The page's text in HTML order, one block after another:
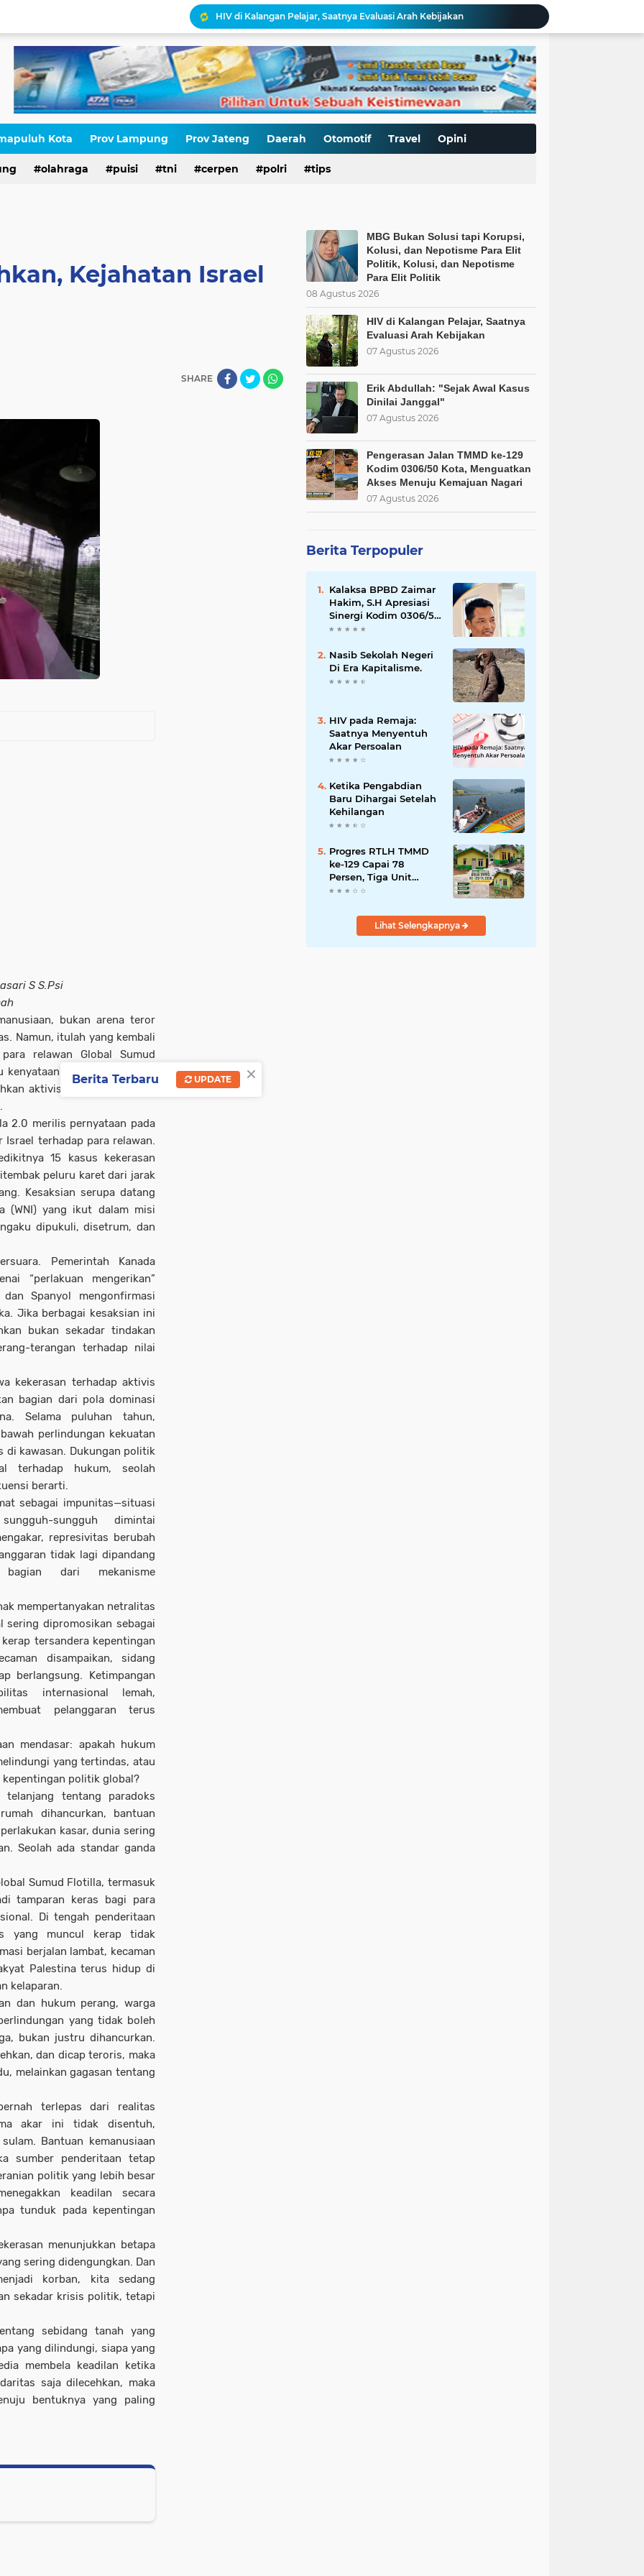
HIV di Kalangan Pelajar, Saatnya Evaluasi Arah Kebijakan
Erik Abdullah: "Sejak Awal Kasus Dinilai Janggal"
Pengerasan Jalan TMMD ke-129 Kodim 0306/50 Kota, Menguatkan Akses Menuju Kemajuan Nagari
Edukasi Keselamatan Berkedara, Ditlantas Polda Sumbar Gelar "Police Goes To Campus" di UNP
Antara HAM dan Hukum Allah: Kedudukan L68TQ dalam Islam
Palestina Terbelah, Umat Islam Harus Berbuat Apa?
Gaza Disekat Israel: Potret Penjajahan Abadi
BoP dan New Gaza adalah Tipuan: Palestina Hanya Merdeka dengan Sistem Islam
Kota Prov Lampung Prov Jateng Daerah Otomotif Travel Opini
olahraga puisi tni cerpen polri tips
Kejahatan Israel
SHARE
S S.Psi
bukan arena teror
Namun, itulah yang kembali
relawan Global Sumud
pahit: ketika Gaza
aktivis kemanusiaan pun
2.0 merilis pernyataan pada
terhadap para relawan.
15 kasus kekerasan
peluru karet dari jarak
Kesaksian serupa datang
(WNI) yang ikut dalam misi
dipukuli, disetrum, dan
Pemerintah Kanada
“perlakuan mengerikan”
Spanyol mengonfirmasi
Jika berbagai kesaksian ini
bukan sekadar tindakan
terangan terhadap nilai
kekerasan terhadap aktivis
bagian dari pola dominasi
Selama puluhan tahun,
perlindungan kekuatan
di kawasan. Dukungan politik
terhadap hukum, seolah
berarti.
sebagai impunitas—situasi
sungguh dimintai
represivitas berubah
tidak lagi dipandang
bagian dari mekanisme
mempertanyakan netralitas
sering dipromosikan sebagai
tersandera kepentingan
disampaikan, sidang
berlangsung. Ketimpangan
internasional lemah,
pelanggaran terus
mendasar: apakah hukum
yang tertindas, atau
politik global?
tentang paradoks
dihancurkan, bantuan
kasar, dunia sering
Seolah ada standar ganda
Sumud Flotilla, termasuk
tamparan keras bagi para
Di tengah penderitaan
yang muncul kerap tidak
berjalan lambat, kecaman
Palestina terus hidup di
kelaparan.
dan hukum perang, warga
yang tidak boleh
bukan justru dihancurkan.
dan dicap teroris, maka
melainkan gagasan tentang
terlepas dari realitas
akar ini tidak disentuh,
Bantuan kemanusiaan
sumber penderitaan tetap
politik yang lebih besar
keadilan secara
tunduk pada kepentingan
menunjukkan betapa
sering didengungkan. Dan
korban, kita sedang
sekadar krisis politik, tetapi
sebidang tanah yang
yang dilindungi, siapa yang
membela keadilan ketika
saja dilecehkan, maka
bentuknya yang paling
MBG Bukan Solusi tapi Korupsi,
Kolusi, dan Nepotisme Para Elit
Politik, Kolusi, dan Nepotisme
Para Elit Politik
08 Agustus 2026
HIV di Kalangan Pelajar, Saatnya
Evaluasi Arah Kebijakan
07 Agustus 2026
Erik Abdullah: "Sejak Awal Kasus
Dinilai Janggal"
07 Agustus 2026
Pengerasan Jalan TMMD ke-129
Kodim 0306/50 Kota, Menguatkan
Akses Menuju Kemajuan Nagari
07 Agustus 2026
Berita Terpopuler
Kalaksa BPBD Zaimar
Hakim, S.H Apresiasi
Sinergi Kodim 0306/50
Kota dalam
dan Penanganan
Bencana
Nasib Sekolah Negeri
Di Era Kapitalisme.
HIV pada Remaja:
Saatnya Menyentuh
Akar Persoalan
Ketika Pengabdian
Baru Dihargai Setelah
Kehilangan
Progres RTLH TMMD
ke-129 Capai 78
Persen, Tiga Unit
Rumah Bantuan Mulai
Lihat Selengkapnya
×
Berita Terbaru UPDATE